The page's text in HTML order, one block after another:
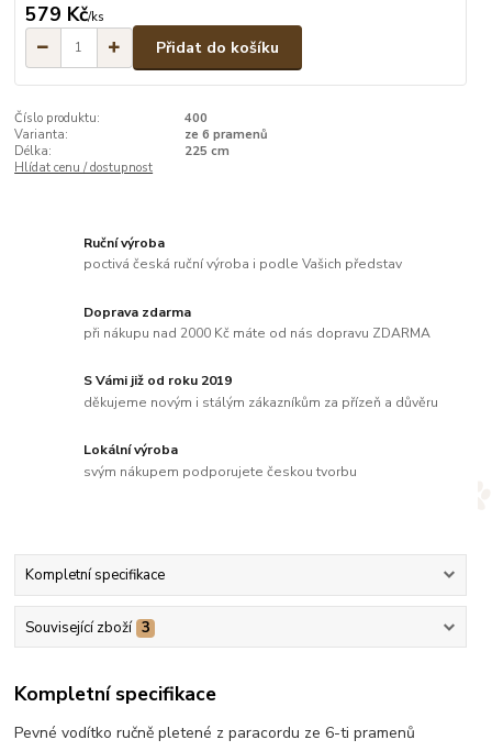
579 Kč/ks
Přidat do košíku
Číslo produktu:
400
Varianta:
ze 6 pramenů
Délka:
225 cm
Hlídat cenu / dostupnost
Ruční výroba
poctivá česká ruční výroba i podle Vašich představ
Doprava zdarma
při nákupu nad 2000 Kč máte od nás dopravu ZDARMA
S Vámi již od roku 2019
děkujeme novým i stálým zákazníkům za přízeň a důvěru
Lokální výroba
svým nákupem podporujete českou tvorbu
Kompletní specifikace
Související zboží 3
Kompletní specifikace
Pevné vodítko ručně pletené z paracordu ze 6-ti pramenů